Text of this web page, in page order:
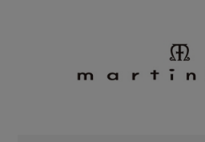
新規会員登録